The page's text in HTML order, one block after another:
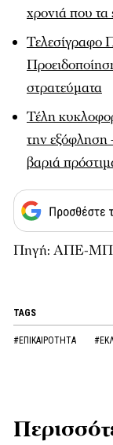
χρονιά που
Τελεσίγραφο
στρατεύματα
Τέλη
την εξόφληση
βαριά
Πηγή: ΑΠΕ-
TAGS
#ΕΠΙΚΑΙΡΟΤΗΤΑ